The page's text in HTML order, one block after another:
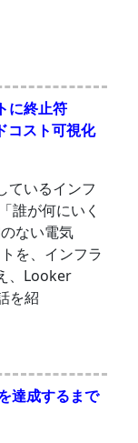
に終止符
コスト可視化
ているインフ
誰が何にいく
ない電気
を、インフラ
、Looker
を紹
達成するまで